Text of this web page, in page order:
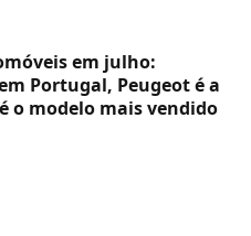
em julho:
Portugal, Peugeot é a
o modelo mais vendido